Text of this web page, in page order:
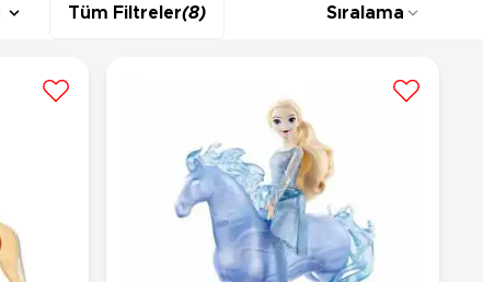
ve Özel Günler
Ürünleri
Hava - Spor - Deniz
Peluşlar
Ty Peluşlar
Fonksiyonel Peluşlar
Lisanslı Peluşlar
13+ Yaş
Tüm Filtreler(8) Sıralama